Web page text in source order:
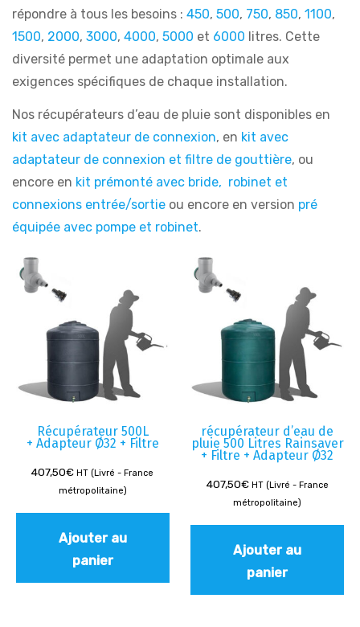
répondre à tous les besoins : 450, 500, 750, 850, 1100,
1500, 2000, 3000, 4000, 5000 et 6000 litres. Cette
diversité permet une adaptation optimale aux
exigences spécifiques de chaque installation.
Nos récupérateurs d’eau de pluie sont disponibles en
kit avec adaptateur de connexion, en kit avec
adaptateur de connexion et filtre de gouttière, ou
encore en kit prémonté avec bride, robinet et
connexions entrée/sortie ou encore en version pré
équipée avec pompe et robinet.
Récupérateur 500L
+ Adapteur Ø32 + Filtre
407,50€ HT (Livré - France
métropolitaine)
Ajouter au
panier
récupérateur d’eau de
pluie 500 Litres Rainsaver
+ Filtre + Adapteur Ø32
407,50€ HT (Livré - France
métropolitaine)
Ajouter au
panier